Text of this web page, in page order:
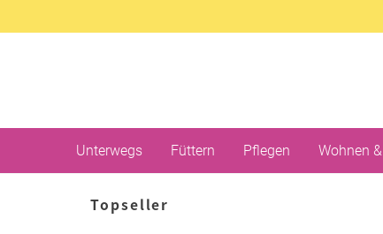
Unterwegs Füttern Pflegen Wohnen
Topseller